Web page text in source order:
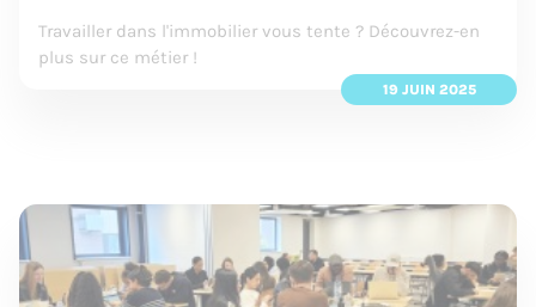
Travailler dans l'immobilier vous tente ? Découvrez-en
plus sur ce métier !
19 JUIN 2025